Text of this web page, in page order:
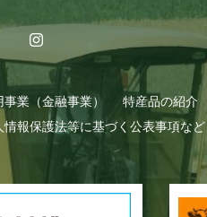
業（金融事業） 特産品の紹介
情報保護法等に基づく公表事項など